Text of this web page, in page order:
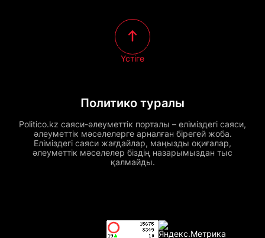
Политико туралы
Politico.kz саяси-әлеуметтік порталы – еліміздегі саяси,
әлеуметтік мәселелерге арналған бірегей жоба.
Еліміздегі саяси жағдайлар, маңызды оқиғалар,
әлеуметтік мәселелер біздің назарымыздан тыс
қалмайды.
Үстіге